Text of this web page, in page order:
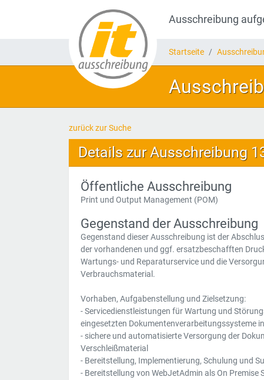
Ausschreibung
Startseite
zurück zur Suche
Details zur Ausschreibung
Öffentliche Ausschreibung
Print und Output Management (POM)
Gegenstand der Ausschreibung
Gegenstand dieser Ausschreibung ist der
der vorhandenen und ggf. ersatzbeschafften
Wartungs- und Reparaturservice und die
Verbrauchsmaterial.
Vorhaben, Aufgabenstellung und Zielsetzung:
- Servicedienstleistungen für Wartung und
eingesetzten Dokumentenverarbeitungssysteme
- sichere und automatisierte Versorgung der
Verschleißmaterial
- Bereitstellung, Implementierung, Schulung und
- Bereitstellung von WebJetAdmin als On